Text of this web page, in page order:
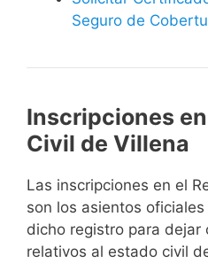
Seguro de
Inscripciones
Civil de Villena
Las inscripciones en el
son los asientos
dicho registro para dejar
relativos al estado civil